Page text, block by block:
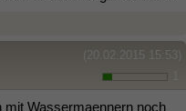
(20.02.2015 15:53)
mit Wassermaennern noch